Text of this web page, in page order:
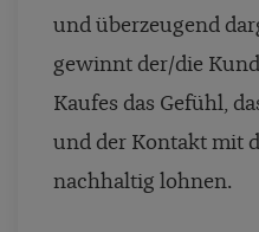
und überzeugend
gewinnt der/die
Kaufes das Gefühl,
und der Kontakt mit
nachhaltig lohnen.